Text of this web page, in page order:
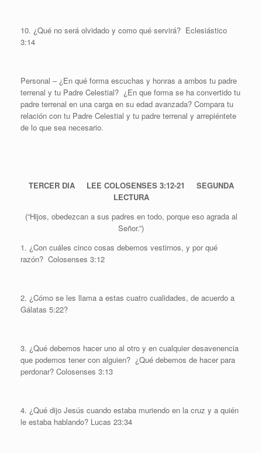
10. ¿Qué no será olvidado y como qué servirá? Eclesiástico
3:14
Personal – ¿En qué forma escuchas y honras a ambos tu padre
terrenal y tu Padre Celestial? ¿En que forma se ha convertido tu
padre terrenal en una carga en su edad avanzada? Compara tu
relación con tu Padre Celestial y tu padre terrenal y arrepiéntete
de lo que sea necesario.
TERCER DIA LEE COLOSENSES 3:12-21 SEGUNDA
LECTURA
(“Hijos, obedezcan a sus padres en todo, porque eso agrada al
Señor.”)
1. ¿Con cuáles cinco cosas debemos vestirnos, y por qué
razón? Colosenses 3:12
2. ¿Cómo se les llama a estas cuatro cualidades, de acuerdo a
Gálatas 5:22?
3. ¿Qué debemos hacer uno al otro y en cualquier desavenencia
que podemos tener con alguien? ¿Qué debemos de hacer para
perdonar? Colosenses 3:13
4. ¿Qué dijo Jesús cuando estaba muriendo en la cruz y a quién
le estaba hablando? Lucas 23:34